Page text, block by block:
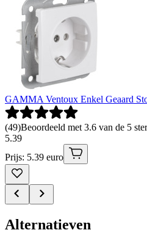
GAMMA Ventoux Enkel Geaard
(49)Beoordeeld met 3.6 van de 5
5.39
Prijs: 5.39 euro
Alternatieven